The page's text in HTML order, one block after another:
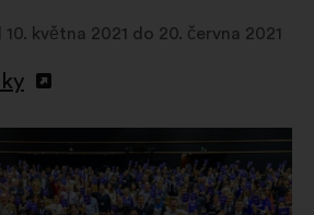
května 2021 do 20. června 2021